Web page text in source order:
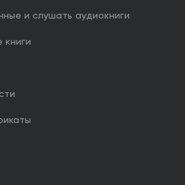
и слушать аудиокниги
книги